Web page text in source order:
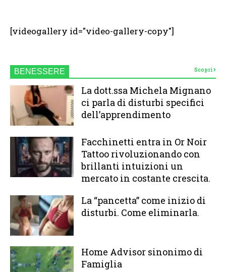
[videogallery id="video-gallery-copy"]
BENESSERE Scopri
La dott.ssa Michela Mignano
ci parla di disturbi specifici
dell’apprendimento
Facchinetti entra in Or Noir
Tattoo rivoluzionando con
brillanti intuizioni un
mercato in costante crescita.
La “pancetta” come inizio di
disturbi. Come eliminarla.
Home Advisor sinonimo di
Famiglia